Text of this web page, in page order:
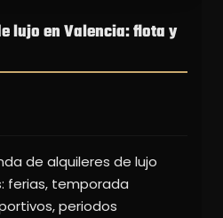
lujo en Valencia: flota y
de alquileres de lujo
ferias, temporada
periodos